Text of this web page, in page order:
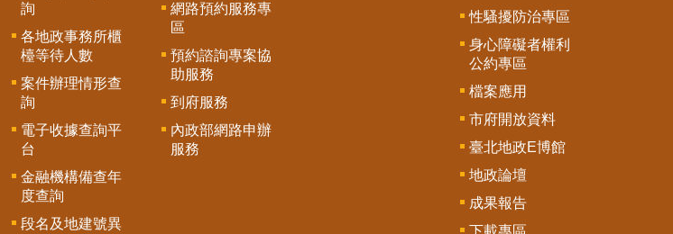
詢
各地政事務所櫃
檯等待人數
案件辦理情形查
詢
電子收據查詢平
台
金融機構備查年
度查詢
段名及地建號異
網路預約服務專
區
預約諮詢專案協
助服務
到府服務
內政部網路申辦
服務
性騷擾防治專區
身心障礙者權利
公約專區
檔案應用
市府開放資料
臺北地政E博館
地政論壇
成果報告